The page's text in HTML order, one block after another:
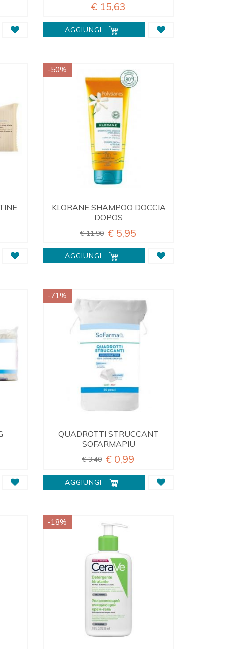
€ 15,63
AGGIUNGI
KLORANE SHAMPOO DOCCIA
DOPOS
€ 11,90 € 5,95
-50%
AGGIUNGI
QUADROTTI STRUCCANT
SOFARMAPIU
€ 3,40 € 0,99
-71%
AGGIUNGI
-18%